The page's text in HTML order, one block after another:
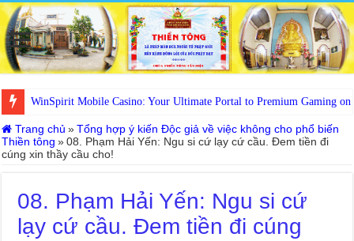
WinSpirit Mobile Casino: Your Ultimate Portal to Premium Gaming on
Trang chủ » Tổng hợp ý kiến Độc giả về việc không cho phổ biến
Thiền tông » 08. Phạm Hải Yến: Ngu si cứ lạy cứ cầu. Đem tiền đi
cúng xin thầy cầu cho!
08. Phạm Hải Yến: Ngu si cứ
lạy cứ cầu. Đem tiền đi cúng